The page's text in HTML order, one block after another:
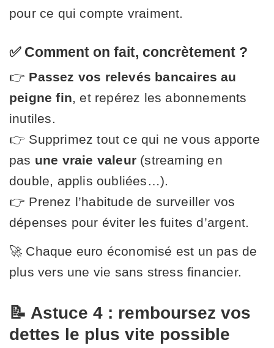
pour ce qui compte vraiment.
✅ Comment on fait, concrètement ?
👉 Passez vos relevés bancaires au
peigne fin , et repérez les abonnements
inutiles.
👉 Supprimez tout ce qui ne vous apporte
pas une vraie valeur (streaming en
double, applis oubliées…).
👉 Prenez l’habitude de surveiller vos
dépenses pour éviter les fuites d’argent.
🚀 Chaque euro économisé est un pas de
plus vers une vie sans stress financier.
📝 Astuce 4 : remboursez vos
dettes le plus vite possible